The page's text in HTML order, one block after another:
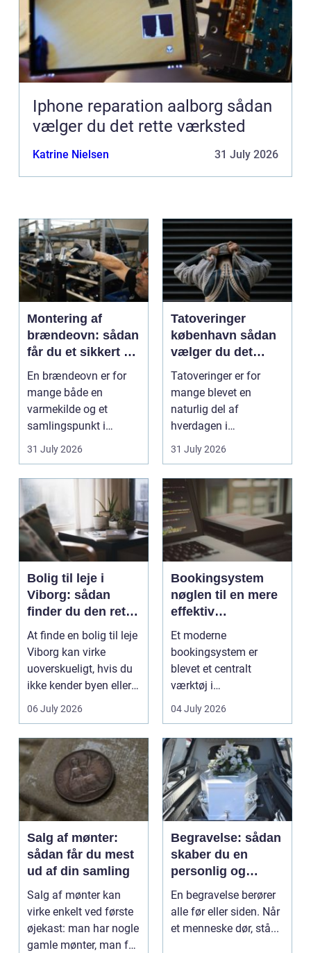
Iphone reparation aalborg sådan
vælger du det rette værksted
Katrine Nielsen 31 July 2026
Montering af
brændeovn: sådan
får du et sikkert og
smukt resultat
En brændeovn er for
mange både en
varmekilde og et
samlingspunkt i
hjemmet. Flammerne
31 July 2026
Tatoveringer
københavn sådan
vælger du det
rigtige studie
Tatoveringer er for
mange blevet en
naturlig del af
hverdagen i
København. Byen er
fyldt med dygtige...
31 July 2026
Bolig til leje i
Viborg: sådan
finder du den rette
lejlighed
At finde en bolig til leje
Viborg kan virke
uoverskueligt, hvis du
ikke kender byen eller
det lokale...
06 July 2026
Bookingsystem
nøglen til en mere
effektiv
klinikhverdag
Et moderne
bookingsystem er
blevet et centralt
værktøj i
sundhedssektoren.
Klinikker, praksis og
beh...
04 July 2026
Salg af mønter:
sådan får du mest
ud af din samling
Salg af mønter kan
virke enkelt ved første
øjekast: man har nogle
gamle mønter, man får
Begravelse: sådan
skaber du en
personlig og
respektfuld afsked
En begravelse berører
alle før eller siden. Når
et menneske dør, stå...